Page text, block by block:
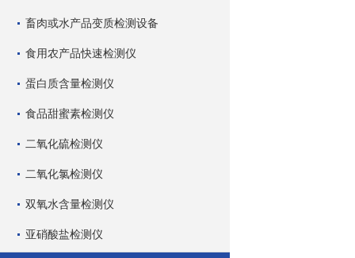
畜肉或水产品变质检测设备
食用农产品快速检测仪
蛋白质含量检测仪
食品甜蜜素检测仪
二氧化硫检测仪
二氧化氯检测仪
双氧水含量检测仪
亚硝酸盐检测仪